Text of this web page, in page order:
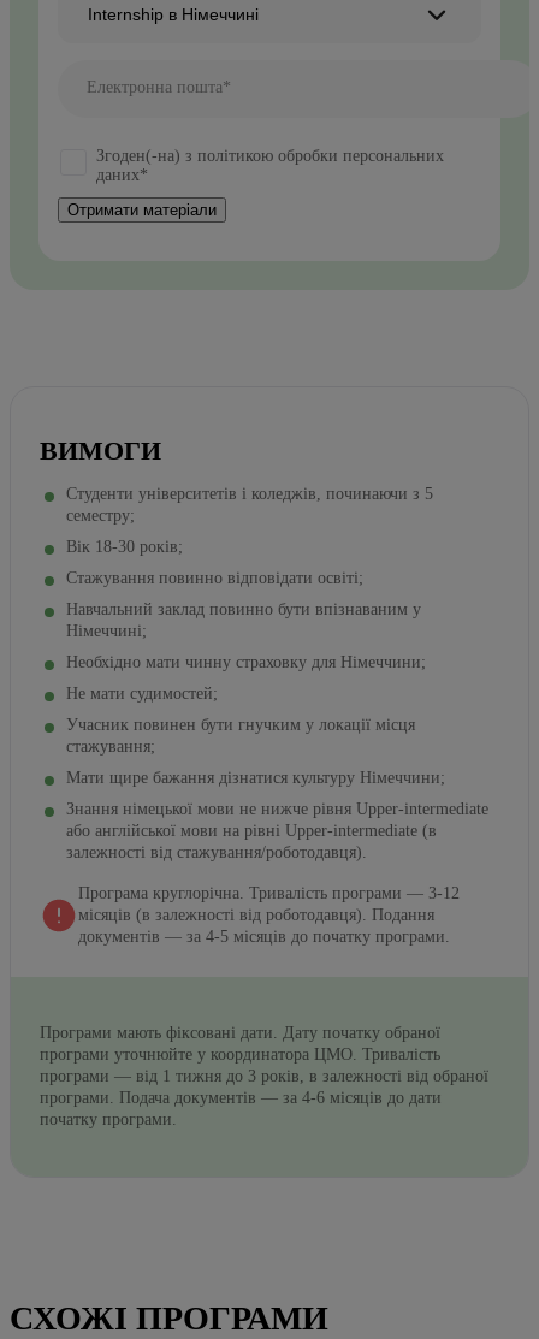
Internship в Німеччині
Електронна пошта*
Згоден(-на) з політикою обробки персональних
даних*
Отримати матеріали
ВИМОГИ
Студенти університетів і коледжів, починаючи з 5
семестру;
Вік 18-30 років;
Стажування повинно відповідати освіті;
Навчальний заклад повинно бути впізнаваним у
Німеччині;
Необхідно мати чинну страховку для Німеччини;
Не мати судимостей;
Учасник повинен бути гнучким у локації місця
стажування;
Мати щире бажання дізнатися культуру Німеччини;
Знання німецької мови не нижче рівня Upper-intermediate
або англійської мови на рівні Upper-intermediate (в
залежності від стажування/роботодавця).
Програма круглорічна. Тривалість програми — 3-12
місяців (в залежності від роботодавця). Подання
документів — за 4-5 місяців до початку програми.
Програми мають фіксовані дати. Дату початку обраної
програми уточнюйте у координатора ЦМО. Тривалість
програми — від 1 тижня до 3 років, в залежності від обраної
програми. Подача документів — за 4-6 місяців до дати
початку програми.
СХОЖІ ПРОГРАМИ